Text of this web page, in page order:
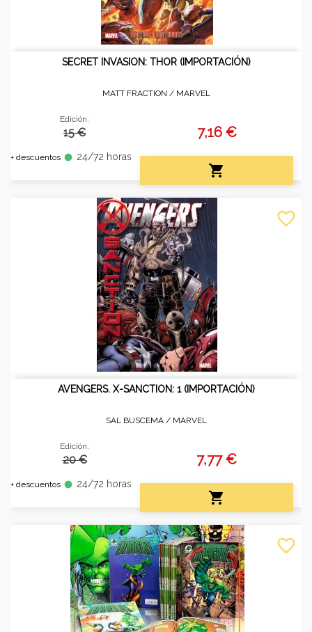
SECRET INVASION: THOR (IMPORTACIÓN)
MATT FRACTION / MARVEL
Edición:
15 €
+ descuentos fiber_manual_record 24/72 horas
7,16 €

AVENGERS. X-SANCTION: 1 (IMPORTACIÓN)
SAL BUSCEMA / MARVEL
Edición:
20 €
+ descuentos fiber_manual_record 24/72 horas
7,77 €

favorite_border
favorite_border